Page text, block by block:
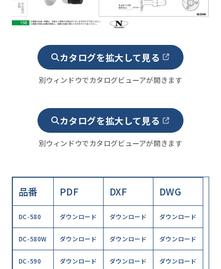
カタログを拡大して見る
別ウィンドウでカタログビューアが開きます
カタログを拡大して見る
別ウィンドウでカタログビューアが開きます
品番 PDF DXF DWG
DC-580 ダウンロード ダウンロード ダウンロード
DC-580W ダウンロード ダウンロード ダウンロード
DC-590 ダウンロード ダウンロード ダウンロード